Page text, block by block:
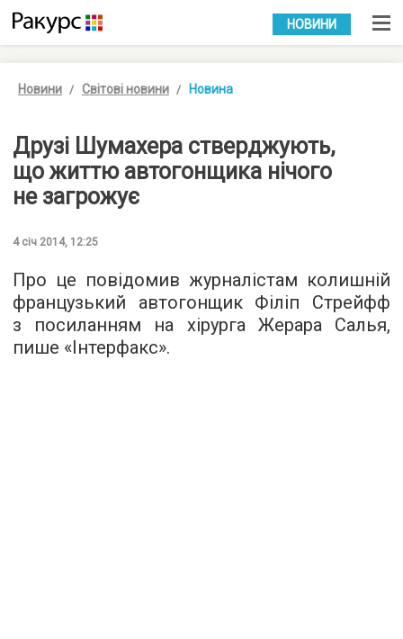
УКР РУС
НОВИНИ
Новини Світові новини Новина
Друзі Шумахера стверджують,
що життю автогонщика нічого
не загрожує
4 січ 2014, 12:25
Про це повідомив журналістам колишній
французький автогонщик Філіп Стрейфф
з посиланням на хірурга Жерара Салья,
пише «Інтерфакс».